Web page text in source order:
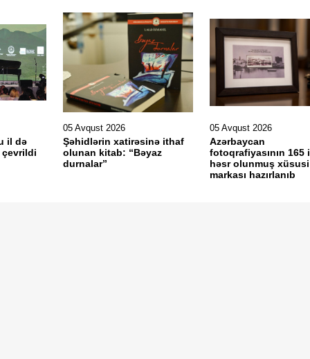
il də
çevrildi
05 Avqust 2026
Şəhidlərin xatirəsinə ithaf
olunan kitab: “Bəyaz
durnalar”
05 Avqust 2026
Azərbaycan
fotoqrafiyasının 165
həsr olunmuş
markası hazırlanıb